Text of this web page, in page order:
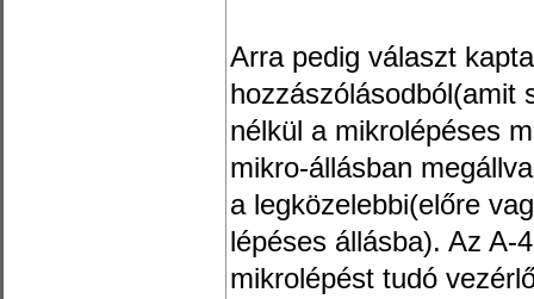
Arra pedig választ
hozzászólásodból(amit
nélkül a mikrolépéses
mikro-állásban
a legközelebbi(előre
lépéses állásba). Az A-
mikrolépést tudó